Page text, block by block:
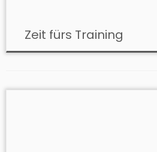
Zeit fürs Training